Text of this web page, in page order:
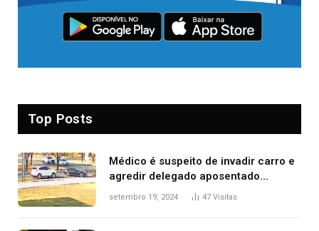
Top Posts
Médico é suspeito de invadir carro e
agredir delegado aposentado
durante confusão no trânsito
setembro 19, 2024 47 Visitas